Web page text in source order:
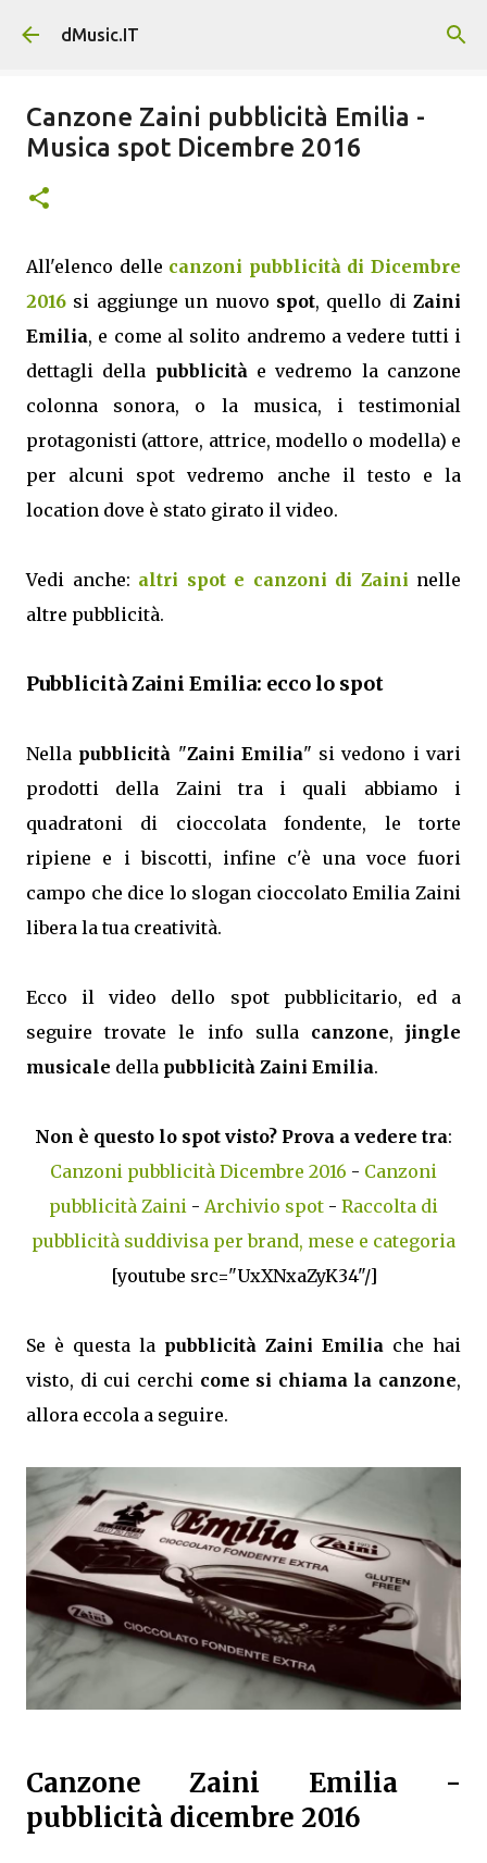
Passa ai contenuti principali
dMusic.IT
Canzone Zaini pubblicità Emilia -
Musica spot Dicembre 2016
All'elenco delle canzoni pubblicità di Dicembre
2016 si aggiunge un nuovo spot, quello di Zaini
Emilia, e come al solito andremo a vedere tutti i
dettagli della pubblicitàe vedremo la canzone
colonna sonora, o la musica, i testimonial
protagonisti (attore, attrice, modello o modella) e
per alcuni spot vedremo anche il testo e la
location dove è stato girato il video.
Vedi anche: altri spot e canzoni di Zaini nelle
altre pubblicità.
Pubblicità Zaini Emilia: ecco lo spot
Nella pubblicità "Zaini Emilia" si vedono i vari
prodotti della Zaini tra i quali abbiamo i
quadratoni di cioccolata fondente, le torte
ripiene e i biscotti, infine c'è una voce fuori
campo che dice lo slogan cioccolato Emilia Zaini
libera la tua creatività.
Ecco il video dello spot pubblicitario, ed a
seguire trovate le info sulla canzone,jingle
musicale della pubblicità Zaini Emilia.
Non è questo lo spot visto? Prova a vedere tra:
Canzoni pubblicità Dicembre 2016 - Canzoni
pubblicità Zaini - Archivio spot - Raccolta di
pubblicità suddivisa per brand, mese e categoria
[youtube src="UxXNxaZyK34"/]
Se è questa la pubblicità Zaini Emilia che hai
visto, di cui cerchi come si chiama la canzone,
allora eccola a seguire.
Canzone Zaini Emilia -
pubblicità dicembre 2016